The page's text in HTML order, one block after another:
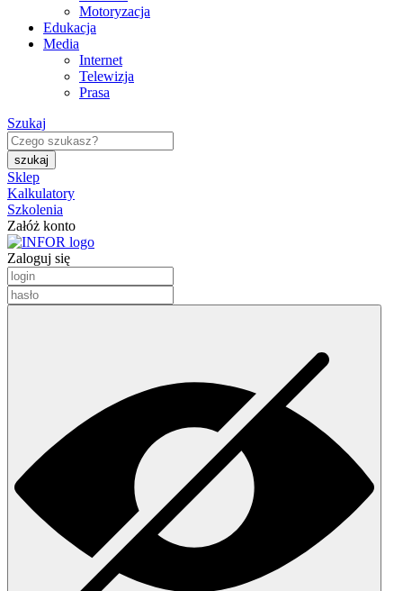
Motoryzacja
Edukacja
Media
Internet
Telewizja
Prasa
Szukaj
Sklep
Kalkulatory
Szkolenia
Załóż konto
Zaloguj się